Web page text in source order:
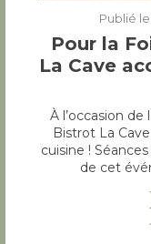
Publié le
Pour la
La Cave
À l’occasion
Bistrot La
cuisine !
de cet